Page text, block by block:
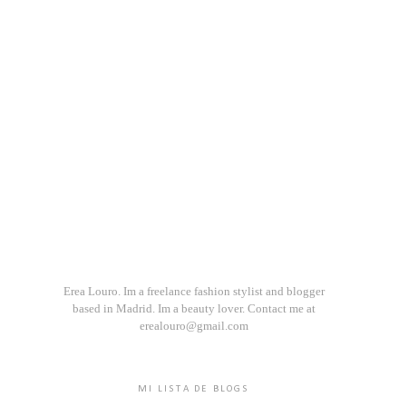
Erea Louro. Im a freelance fashion stylist and blogger
based in Madrid. Im a beauty lover. Contact me at
erealouro@gmail.com
MI LISTA DE BLOGS